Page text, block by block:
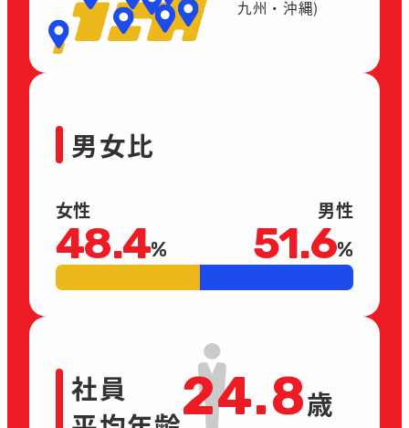
社員
24.8歳
九州・沖縄)
男女比
女性
48.4%
男性
51.6%